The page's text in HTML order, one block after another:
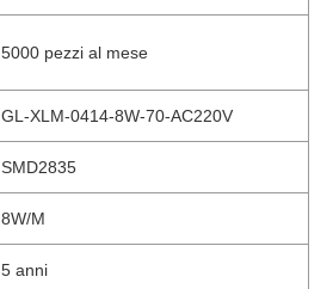
5000 pezzi al mese
GL-XLM-0414-8W-70-AC220V
SMD2835
8W/M
5 anni